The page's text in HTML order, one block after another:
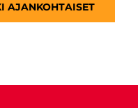
AJANKOHTAISET